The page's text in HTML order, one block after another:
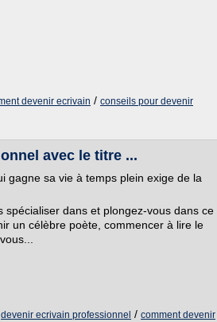
devenir ecrivain / conseils pour devenir
avec le titre ...
gagne sa vie à temps plein exige de la
dans et plongez-vous dans ce
un célèbre poète, commencer à lire le
devenir ecrivain professionnel / comment devenir